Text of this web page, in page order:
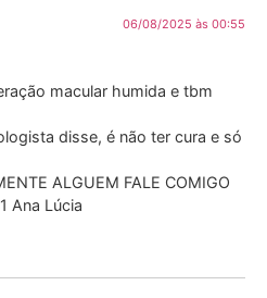
06/08/2025 às 00:55
macular humida e tbm
disse, é não ter cura e só
ALGUEM FALE COMIGO
Ana Lúcia